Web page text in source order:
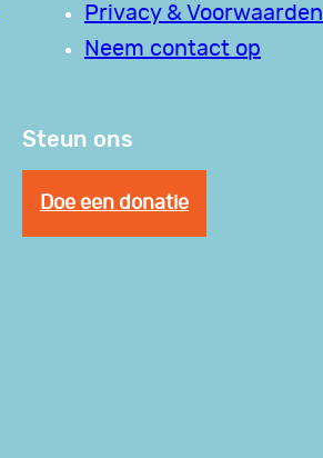
Privacy & Voorwaarden
Neem contact op
Steun ons
Doe een donatie